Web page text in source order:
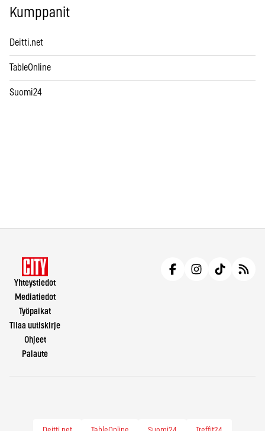
Kumppanit
Deitti.net
TableOnline
Suomi24
Yhteystiedot
Mediatiedot
Työpaikat
Tilaa uutiskirje
Ohjeet
Palaute